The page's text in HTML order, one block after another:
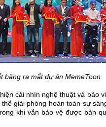
băng ra mắt dự án MemeToon
cái nhìn nghệ thuật và bảo
giải phóng hoàn toàn sự
khi vẫn bảo vệ được bản